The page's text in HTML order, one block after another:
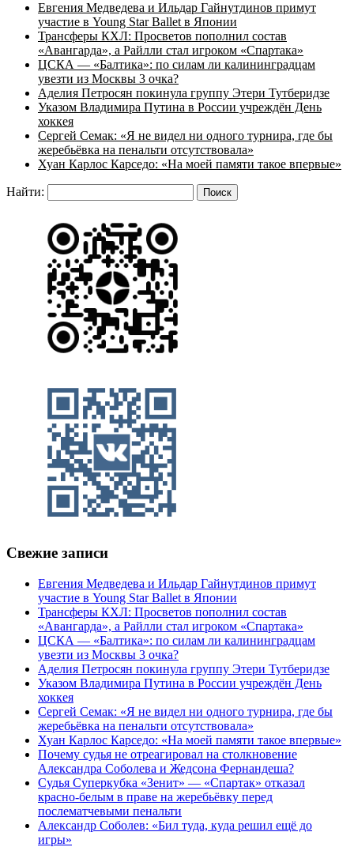
Евгения Медведева и Ильдар Гайнутдинов примут
участие в Young Star Ballet в Японии
Трансферы КХЛ: Просветов пополнил состав
«Авангарда», а Райлли стал игроком «Спартака»
ЦСКА — «Балтика»: по силам ли калининградцам
увезти из Москвы 3 очка?
Аделия Петросян покинула группу Этери Тутберидзе
Указом Владимира Путина в России учреждён День
хоккея
Сергей Семак: «Я не видел ни одного турнира, где бы
жеребьёвка на пенальти отсутствовала»
Хуан Карлос Карседо: «На моей памяти такое впервые»
Найти:
Свежие записи
Евгения Медведева и Ильдар Гайнутдинов примут
участие в Young Star Ballet в Японии
Трансферы КХЛ: Просветов пополнил состав
«Авангарда», а Райлли стал игроком «Спартака»
ЦСКА — «Балтика»: по силам ли калининградцам
увезти из Москвы 3 очка?
Аделия Петросян покинула группу Этери Тутберидзе
Указом Владимира Путина в России учреждён День
хоккея
Сергей Семак: «Я не видел ни одного турнира, где бы
жеребьёвка на пенальти отсутствовала»
Хуан Карлос Карседо: «На моей памяти такое впервые»
Почему судья не отреагировал на столкновение
Александра Соболева и Жедсона Фернандеша?
Судья Суперкубка «Зенит» — «Спартак» отказал
красно-белым в праве на жеребьёвку перед
послематчевыми пенальти
Александр Соболев: «Бил туда, куда решил ещё до
игры»